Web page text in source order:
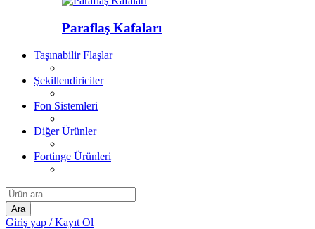
Paraflaş Kafaları
Taşınabilir Flaşlar
Şekillendiriciler
Fon Sistemleri
Diğer Ürünler
Fortinge Ürünleri
Giriş yap / Kayıt Ol